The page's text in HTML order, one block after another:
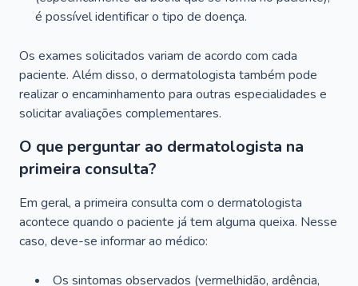
é possível identificar o tipo de doença.
Os exames solicitados variam de acordo com cada
paciente. Além disso, o dermatologista também pode
realizar o encaminhamento para outras especialidades e
solicitar avaliações complementares.
O que perguntar ao dermatologista na
primeira consulta?
Em geral, a primeira consulta com o dermatologista
acontece quando o paciente já tem alguma queixa. Nesse
caso, deve-se informar ao médico:
Os sintomas observados (vermelhidão, ardência,